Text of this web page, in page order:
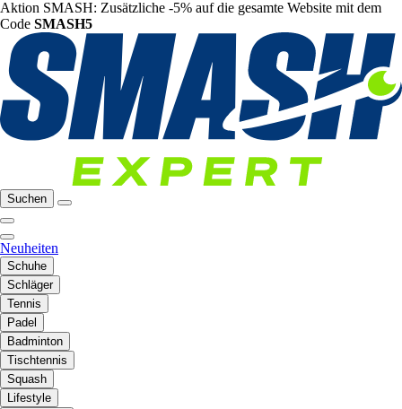
Aktion SMASH: Zusätzliche -5% auf die gesamte Website mit dem
Code SMASH5
Suchen
Neuheiten
Schuhe
Schläger
Tennis
Padel
Badminton
Tischtennis
Squash
Lifestyle